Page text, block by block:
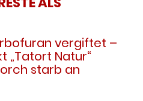
vergiftet –
„Tatort Natur“
starb an